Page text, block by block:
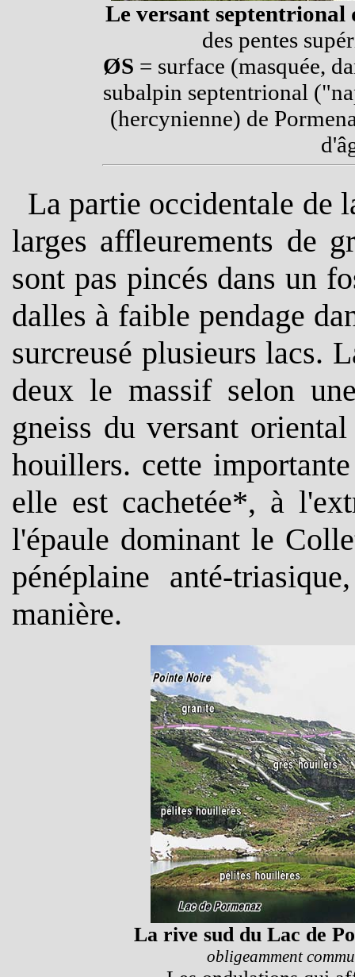
Le versant septentrional
des pentes
ØS = surface (masquée,
subalpin septentrional
(hercynienne) de
La partie occidentale de
larges affleurements de
sont pas pincés dans un
dalles à faible pendage
surcreusé plusieurs lacs.
deux le massif selon
gneiss du versant
houillers. cette
elle est cachetée*, à
l'épaule dominant le
pénéplaine anté-
manière.
La rive sud du Lac de
obligeamment